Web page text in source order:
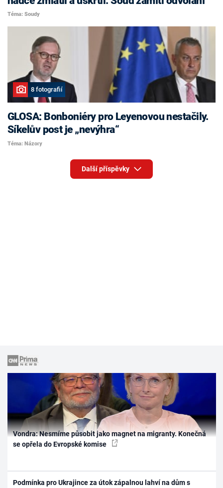
Téma: Soudy
8 fotografií
GLOSA: Bonboniéry pro Leyenovou nestačily.
Síkelův post je „nevýhra“
Téma: Názory
Další příspěvky
Vondra: Nesmíme působit jako magnet na migranty. Konečná
se opřela do Evropské komise
Podmínka pro Ukrajince za útok zápalnou lahví na dům s